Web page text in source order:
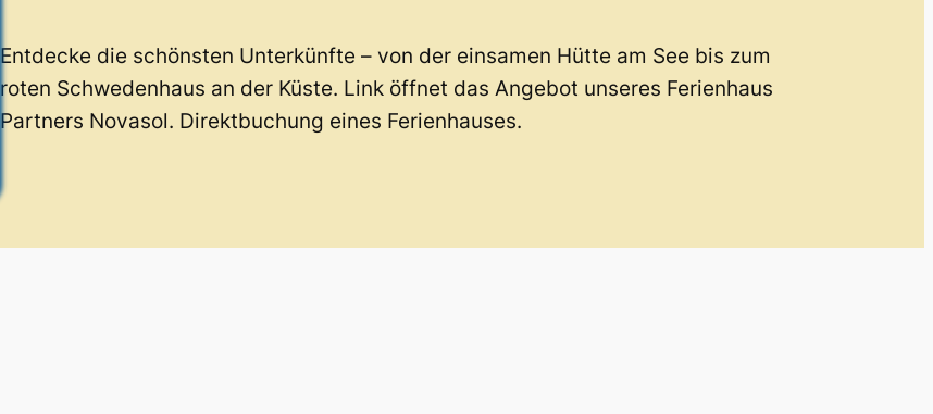
Entdecke die schönsten Unterkünfte – von der einsamen Hütte am See bis zum
roten Schwedenhaus an der Küste. Link öffnet das Angebot unseres Ferienhaus
Partners Novasol. Direktbuchung eines Ferienhauses.